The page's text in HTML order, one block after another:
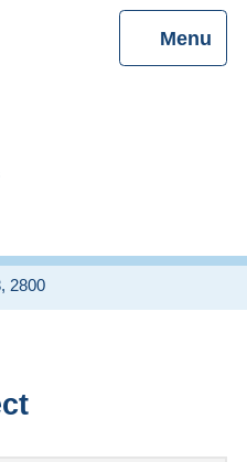
Menu
2800